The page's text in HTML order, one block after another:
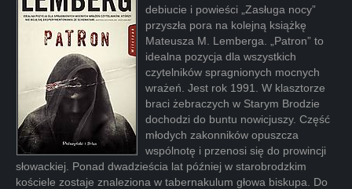
debiucie i powieści „Zasługa nocy”
przyszła pora na kolejną książkę
Mateusza M. Lemberga. „Patron” to
idealna pozycja dla wszystkich
czytelników spragnionych mocnych
wrażeń. Jest rok 1991. W klasztorze
braci żebraczych w Starym Brodzie
dochodzi do buntu nowicjuszy. Część
młodych zakonników opuszcza
wspólnotę i przenosi się do prowincji
słowackiej. Ponad dwadzieścia lat później w starobrodzkim
kościele zostaje znaleziona w tabernakulum głowa biskupa. Do